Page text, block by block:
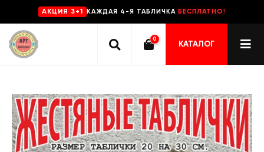
AKЦИЯ 3+1 КАЖДАЯ 4-Я ТАБЛИЧКА БЕСПЛАТНО!
0
КАТАЛОГ